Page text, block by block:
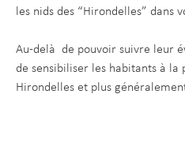
les nids des “Hirondelles” dans
Au-delà de pouvoir suivre leur
de sensibiliser les habitants à la
Hirondelles et plus